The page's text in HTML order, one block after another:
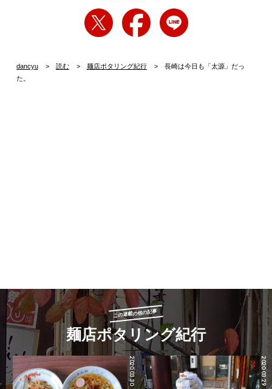
dancyu 読む 麺店ポタリング紀行
長崎は今日も「太源」だっ
た。
この連載の他の記事
麺店ポタリング紀行
2020.03.30 2020.03.29